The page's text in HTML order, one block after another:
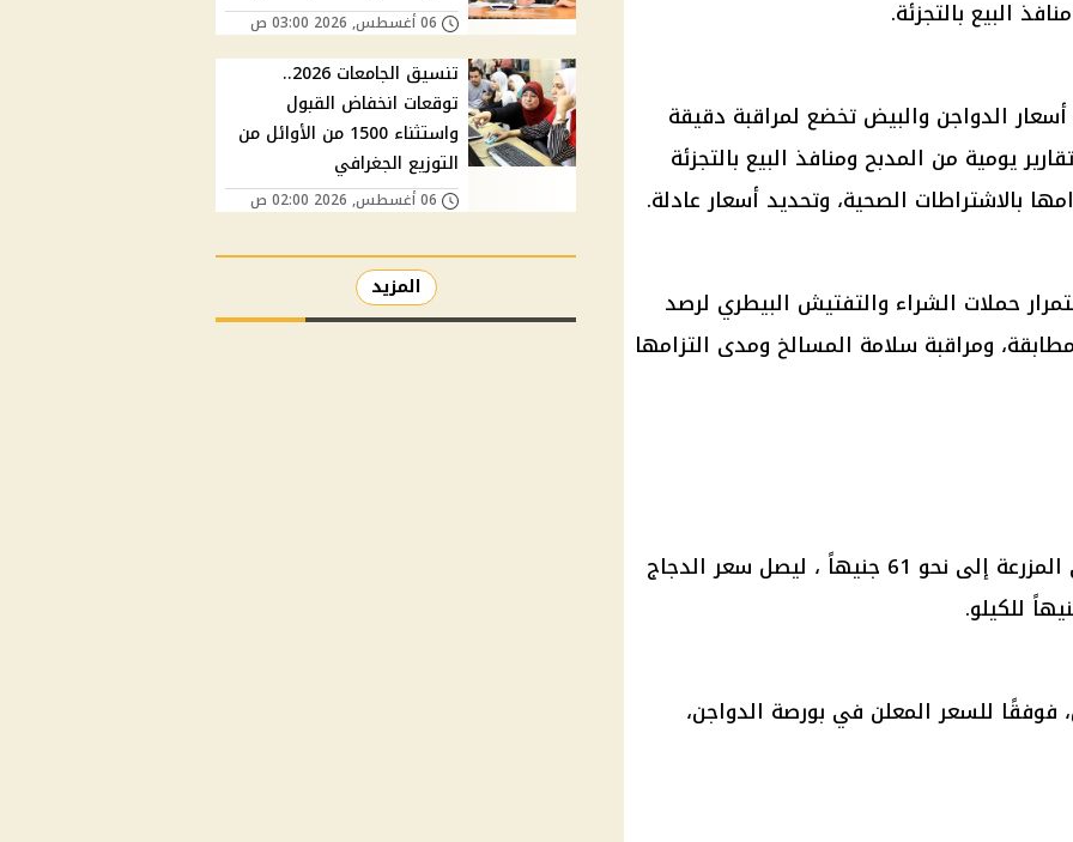
البيع بالتجزئة.
أسعار الدواجن والبيض تخضع لمراقبة دقيقة
يومية من المدبح ومنافذ البيع بالتجزئة
بالاشتراطات الصحية، وتحديد أسعارعادلة.
حملات الشراء والتفتيش البيطري لرصد
ومراقبة سلامة المسالخ ومدى التزامها
إلى نحو 61 جنيهاً ، ليصل سعر الدجاج
فوفقًا للسعر المعلن في بورصة الدواجن،
06 أغسطس, 2026 03:00 ص
تنسيق الجامعات 2026..
توقعات انخفاض القبول
واستثناء 1500 من الأوائل من
التوزيع الجغرافي
06 أغسطس, 2026 02:00 ص
المزيد